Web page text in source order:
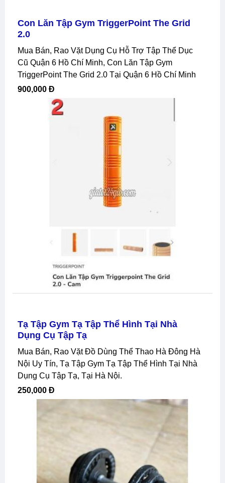
Con Lăn Tập Gym TriggerPoint The Grid
2.0
Mua Bán, Rao Vặt Dụng Cụ Hỗ Trợ Tập Thể Dục
Cũ Quận 6 Hồ Chí Minh, Con Lăn Tập Gym
TriggerPoint The Grid 2.0 Tại Quận 6 Hồ Chí Minh
900,000 Đ
Tạ Tập Gym Tạ Tập Thể Hình Tại Nhà
Dụng Cụ Tập Tạ
Mua Bán, Rao Vặt Đồ Dùng Thể Thao Hà Đông Hà
Nội Uy Tín, Tạ Tập Gym Tạ Tập Thể Hình Tại Nhà
Dụng Cụ Tập Tạ, Tại Hà Nội.
250,000 Đ